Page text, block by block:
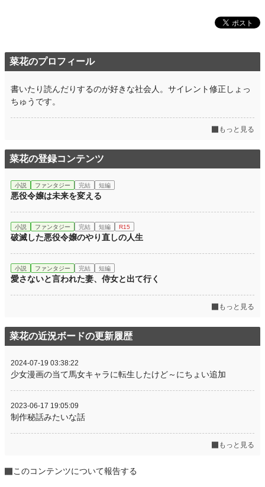
月間ポイント 5,024 pt (8,380 位)
累計ポイント 37,738 pt (51,808 位)
菜花のプロフィール
書いたり読んだりするのが好きな社会人。サイレント修正しょっ
ちゅうです。
もっと見る
菜花の登録コンテンツ
小説 ファンタジー 完結 短編
悪役令嬢は未来を変える
小説 ファンタジー 完結 短編 R15
破滅した悪役令嬢のやり直しの人生
小説 ファンタジー 完結 短編
愛さないと言われた妻、侍女と出て行く
もっと見る
菜花の近況ボードの更新履歴
2024-07-19 03:38:22
少女漫画の当て馬女キャラに転生したけど～にちょい追加
2023-06-17 19:05:09
制作秘話みたいな話
もっと見る
このコンテンツについて報告する